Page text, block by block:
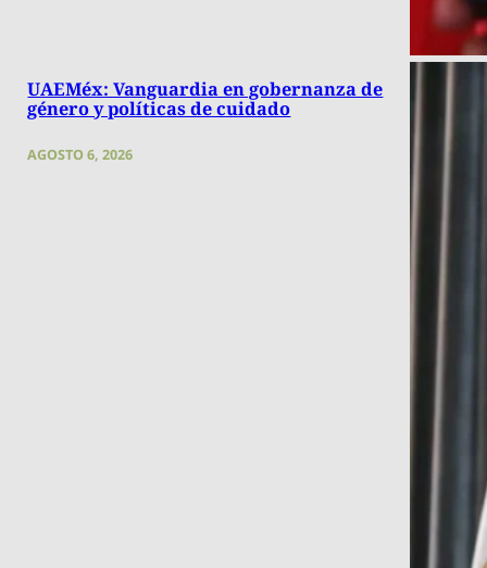
UAEMéx: Vanguardia en gobernanza de
género y políticas de cuidado
AGOSTO 6, 2026